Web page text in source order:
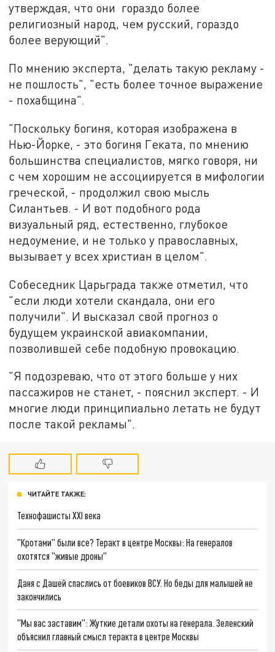
утверждая, что они гораздо более
религиозный народ, чем русский, гораздо
более верующий".
По мнению эксперта, "делать такую рекламу -
не пошлость", "есть более точное выражение
- похабщина".
"Поскольку богиня, которая изображена в
Нью-Йорке, - это богиня Геката, по мнению
большинства специалистов, мягко говоря, ни
с чем хорошим не ассоциируется в мифологии
греческой, - продолжил свою мысль
Силантьев. - И вот подобного рода
визуальный ряд, естественно, глубокое
недоумение, и не только у православных,
вызывает у всех христиан в целом".
Собеседник Царьграда также отметил, что
"если люди хотели скандала, они его
получили". И высказал свой прогноз о
будущем украинской авиакомпании,
позволившей себе подобную провокацию.
"Я подозреваю, что от этого больше у них
пассажиров не станет, - пояснил эксперт. - И
многие люди принципиально летать не будут
после такой рекламы".
ЧИТАЙТЕ ТАКЖЕ:
Технофашисты XXI века
"Кротами" были все? Теракт в центре Москвы: На генералов
охотятся "живые дроны"
Даня с Дашей спаслись от боевиков ВСУ. Но беды для малышей не
закончились
"Мы вас заставим": Жуткие детали охоты на генерала. Зеленский
объяснил главный смысл теракта в центре Москвы